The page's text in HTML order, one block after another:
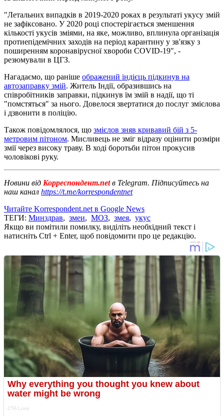
"Летальних випадків в 2019-2020 роках в результаті укусу змій
не зафіксовано. У 2020 році спостерігається зменшення
кількості укусів зміями, на яке, можливо, вплинула організація
протиепідемічних заходів на період карантину у зв'язку з
поширенням коронавірусної хвороби COVID-19", -
резюмували в ЦГЗ.
Нагадаємо, що раніше ображений індієць підкинув на
автозаправку змій. Житель Індії, образившись на
співробітників заправки, підкинув їм змій в надії, що ті
"помстяться" за нього. Довелося звертатися до послуг змієлова
і дзвонити в поліцію.
Також повідомлялося, що змієлов зняв кривавий бій з 5-
метровим пітоном. Мисливець не зміг відразу оцінити розміри
змії через високу траву. В ході боротьби пітон прокусив
чоловікові руку.
Новини від Корреспондент.netв Telegram. Підписуйтесь на
наш канал https://t.me/korrespondentnet
Читайте Korrespondent.net в Google News
ТЕГИ: Минздрав, змеи, МОЗ, змея, укус
Якщо ви помітили помилку, виділіть необхідний текст і
натисніть Ctrl + Enter, щоб повідомити про це редакцію.